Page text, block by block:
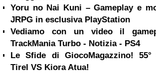
Yoru no Nai Kuni – Gameplay e
JRPG in esclusiva PlayStation
Vediamo con un video il
TrackMania Turbo - Notizia - PS4
Le Sfide di GiocoMagazzino!
Tirel VS Kiora Atua!